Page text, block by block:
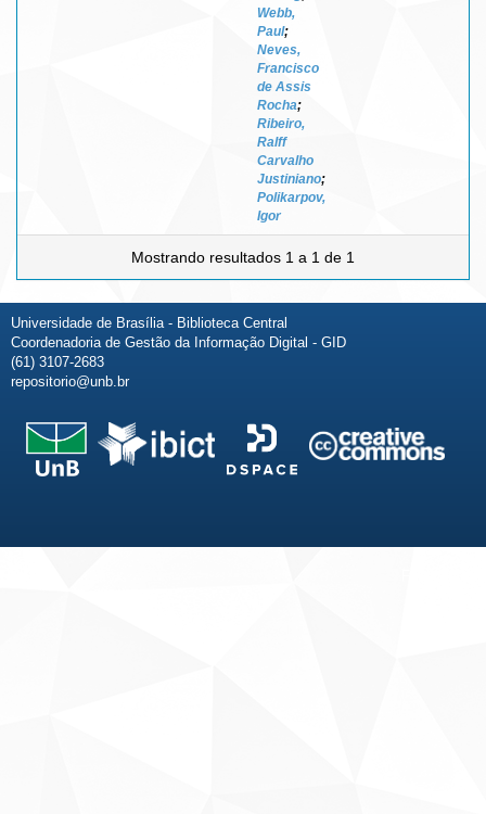
Webb,
Paul;
Neves,
Francisco
de Assis
Rocha;
Ribeiro,
Ralff
Carvalho
Justiniano;
Polikarpov,
Igor
Mostrando resultados 1 a 1 de 1
Universidade de Brasília - Biblioteca Central
Coordenadoria de Gestão da Informação Digital - GID
(61) 3107-2683
repositorio@unb.br